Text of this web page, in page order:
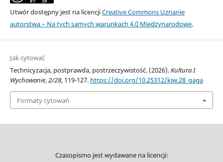
Utwór dostępny jest na licencjiCreative Commons Uznanie
autorstwa – Na tych samych warunkach 4.0 Miedzynarodowe.
Jak cytować
Technicyzacja, postprawda, postrzeczywistość. (2026).Kultura I
Wychowanie,2/28, 119-127. https://doi.org/10.25312/kiw.28_gaga
Formaty cytowań
Czasopismo jest wydawane na licencji: